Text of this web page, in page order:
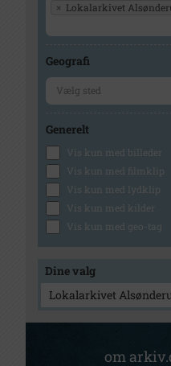
× Lokalarkivet
Geografi
Generelt
Vis kun med billeder
Vis kun med filmklip
Vis kun med lydklip
Vis kun med kilder
Vis kun med geo-tag
Dine valg
Lokalarkivet
om